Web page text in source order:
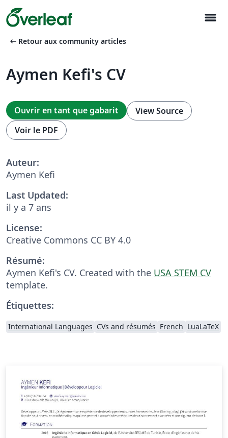
menu
arrow_left_alt Retour aux community articles
Aymen Kefi's CV
Ouvrir en tant que gabarit
View Source
Voir le PDF
Auteur:
Aymen Kefi
Last Updated:
il y a 7 ans
License:
Creative Commons CC BY 4.0
Résumé:
Aymen Kefi's CV. Created with the USA STEM CV
template.
Étiquettes:
International Languages CVs and résumés French LuaLaTeX